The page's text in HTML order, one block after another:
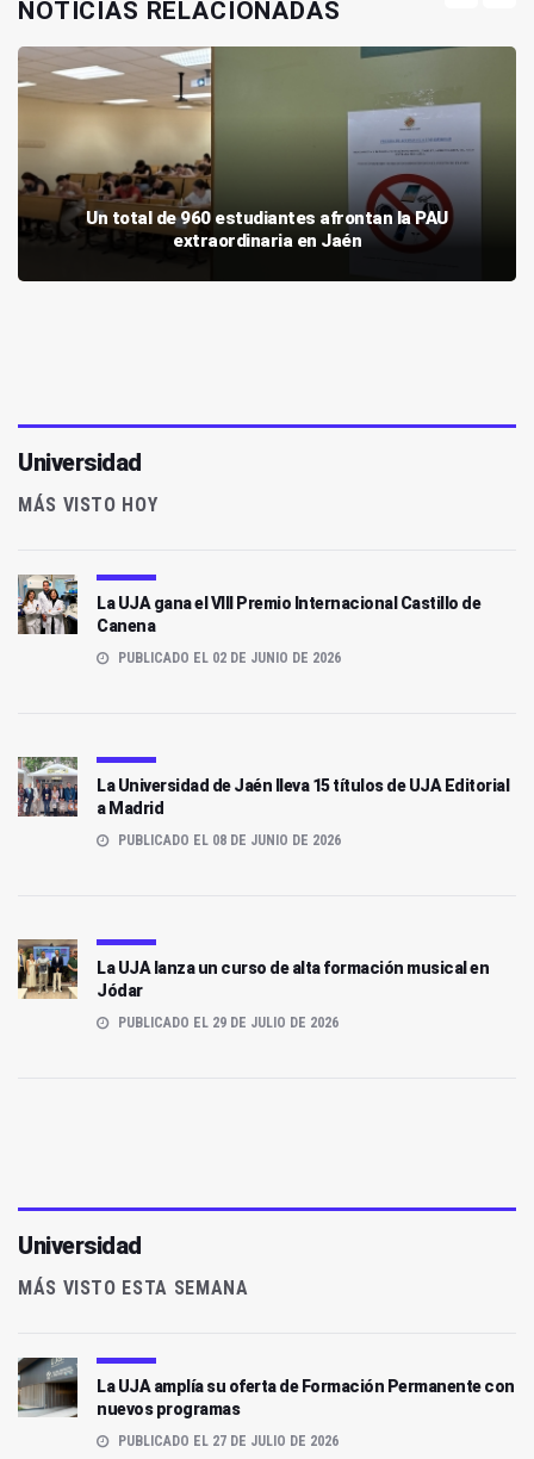
NOTICIAS RELACIONADAS
Un total de 960 estudiantes afrontan la PAU
extraordinaria en Jaén
Universidad
MÁS VISTO HOY
La UJA gana el VIII Premio Internacional Castillo de
Canena
PUBLICADO EL 02 DE JUNIO DE 2026
La Universidad de Jaén lleva 15 títulos de UJA Editorial
a Madrid
PUBLICADO EL 08 DE JUNIO DE 2026
La UJA lanza un curso de alta formación musical en
Jódar
PUBLICADO EL 29 DE JULIO DE 2026
Universidad
MÁS VISTO ESTA SEMANA
La UJA amplía su oferta de Formación Permanente con
nuevos programas
PUBLICADO EL 27 DE JULIO DE 2026